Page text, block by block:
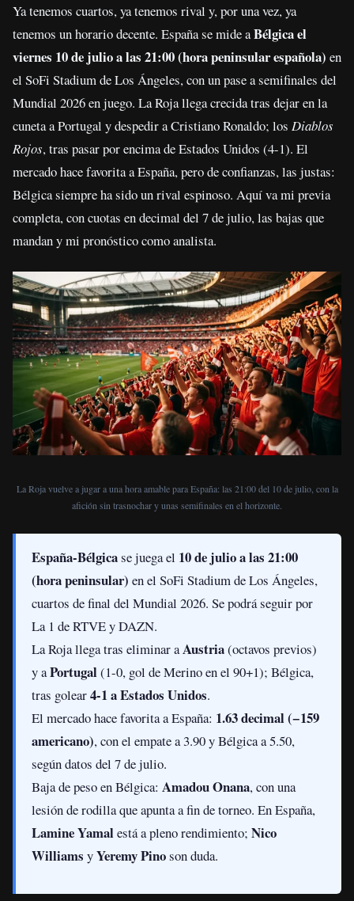
Ya tenemos cuartos, ya tenemos rival y, por una vez, ya
tenemos un horario decente. España se mide aBélgica el
viernes 10 de julio a las 21:00 (hora peninsular española) en
el SoFi Stadium de Los Ángeles, con un pase a semifinales del
Mundial 2026 en juego. La Roja llega crecida tras dejar en la
cuneta a Portugal y despedir a Cristiano Ronaldo; los Diablos
Rojos, tras pasar por encima de Estados Unidos (4-1). El
mercado hace favorita a España, pero de confianzas, las justas:
Bélgica siempre ha sido un rival espinoso. Aquí va mi previa
completa, con cuotas en decimal del 7 de julio, las bajas que
mandan y mi pronóstico como analista.
La Roja vuelve a jugar a una hora amable para España: las 21:00 del 10 de julio, con la
afición sin trasnochar y unas semifinales en el horizonte.
España-Bélgicase juega el 10 de julio a las 21:00
(hora peninsular) en el SoFi Stadium de Los Ángeles,
cuartos de final del Mundial 2026. Se podrá seguir por
La 1 de RTVE y DAZN.
La Roja llega tras eliminar aAustria(octavos previos)
y aPortugal(1-0, gol de Merino en el 90+1); Bélgica,
tras golear4-1 a Estados Unidos.
El mercado hace favorita a España: 1.63 decimal (−159
americano), con el empate a 3.90 y Bélgica a 5.50,
según datos del 7 de julio.
Baja de peso en Bélgica:Amadou Onana, con una
lesión de rodilla que apunta a fin de torneo. En España,
Lamine Yamalestá a pleno rendimiento;Nico
Williams yYeremy Pinoson duda.